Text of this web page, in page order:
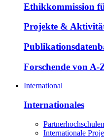
Ethikkommission
Projekte &
Forschende von A-
International
Internationales
Internationale